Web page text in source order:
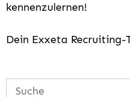
kennenzulernen!
Dein Exxeta Recruiting-